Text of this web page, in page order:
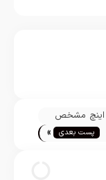
رزولوشن مک بوک پرو 16 اینچ مشخص
پست بعدی »